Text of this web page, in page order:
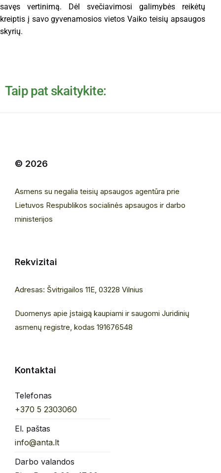
savęs vertinimą. Dėl svečiavimosi galimybės reikėtų
kreiptis į savo gyvenamosios vietos Vaiko teisių apsaugos
skyrių.
Taip pat skaitykite:
© 2026
Asmens su negalia teisių apsaugos agentūra prie
Lietuvos Respublikos socialinės apsaugos ir darbo
ministerijos
Rekvizitai
Adresas: Švitrigailos 11E, 03228 Vilnius
Duomenys apie įstaigą kaupiami ir saugomi Juridinių
asmenų registre, kodas 191676548
Kontaktai
Telefonas
+370 5 2303060
El. paštas
info@anta.lt
Darbo valandos